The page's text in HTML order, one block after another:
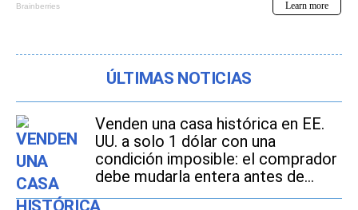
ÚLTIMAS NOTICIAS
Venden una casa histórica en EE.
UU. a solo 1 dólar con una
condición imposible: el comprador
debe mudarla entera antes de
2027